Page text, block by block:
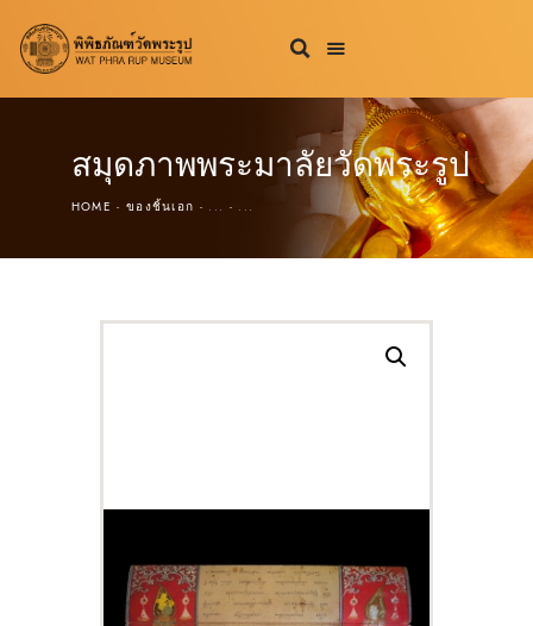
สมุดภาพพระมาลัยวัดพระรูป
HOME ของชิ้นเอก ... ...